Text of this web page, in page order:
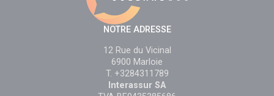
NOTRE ADRESSE
12 Rue du Vicinal
6900 Marloie
T. +3284311789
Interassur SA